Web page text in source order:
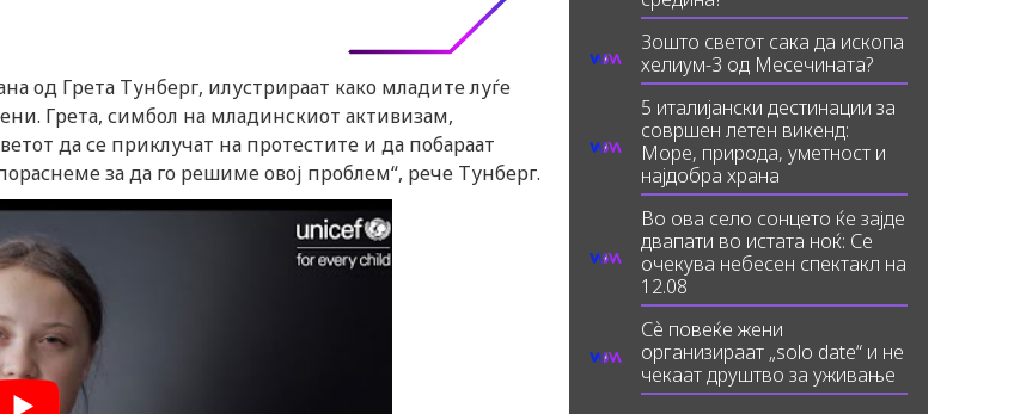
од Грета Тунберг, илустрираат како младите луѓе
Грета, симбол на младинскиот активизам,
да се приклучат на протестите и да побараат
за да го решиме овој проблем“, рече Тунберг.
Зошто светот сака да ископа
хелиум-3 од Месечината?
5 италијански дестинации за
совршен летен викенд:
Море, природа, уметност и
најдобра храна
Во ова село сонцето ќе зајде
двапати во истата ноќ: Се
очекува небесен спектакл на
12.08
Сè повеќе жени
организираат „solo date“ и не
чекаат друштво за уживање